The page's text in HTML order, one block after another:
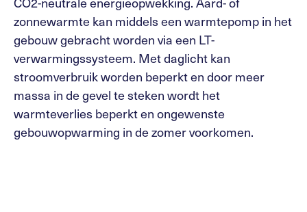
zonnewarmte kan middels een warmtepomp in het
gebouw gebracht worden via een LT-
verwarmingssysteem. Met daglicht kan
stroomverbruik worden beperkt en door meer
massa in de gevel te steken wordt het
warmteverlies beperkt en ongewenste
gebouwopwarming in de zomer voorkomen.